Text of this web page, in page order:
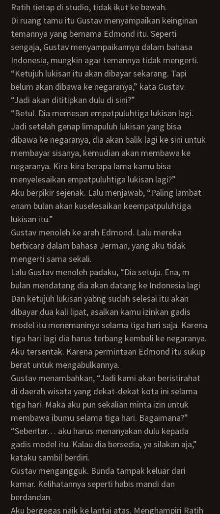
Ratih tietap di studio, tidak ikut ke bawah.
Di ruang tamu itu Gustav menyampaikan keinginan
temannya yang bernama Edmond itu. Seperti
sengaja, Gustav menyampaikannya dalam bahasa
Indonesia, mungkin agar temannya tidak mengerti.
“Ketujuh lukisan itu akan dibayar sekarang. Tapi
belum akan dibawa ke negaranya,” kata Gustav.
“Jadi akan dititipkan dulu di sini?”
“Betul. Dia memesan empatpuluhtiga lukisan lagi.
Jadi setelah genap limapuluh lukisan yang bisa
dibawa ke negaranya, dia akan balik lagi ke sini untuk
membayar sisanya, kemudian akan membawa ke
negaranya. Kira-kira berapa lama kamu bisa
menyelesaikan empatpuluhtiga lukisan lagi?”
Aku berpikir sejenak. Lalu menjawab, “Paling lambat
enam bulan akan kuselesaikan keempatpuluhtiga
lukisan itu.”
Gustav menoleh ke arah Edmond. Lalu mereka
berbicara dalam bahasa Jerman, yang aku tidak
mengerti sama sekali.
Lalu Gustav menoleh padaku, “Dia setuju. Ena, m
bulan mendatang dia akan datang ke Indonesia lagi
Dan ketujuh lukisan yabng sudah selesai itu akan
dibayar dua kali lipat, asalkan kamu izinkan gadis
model itu menemaninya selama tiga hari saja. Karena
tiga hari lagi dia harus terbang kembali ke negaranya.
Aku tersentak. Karena permintaan Edmond itu sukup
berat untuk mengabulkannya.
Gustav menambahkan, “Jadi kami akan beristirahat
di daerah wisata yang dekat-dekat kota ini selama
tiga hari. Maka aku pun sekalian minta izin untuk
membawa ibumu selama tiga hari. Bagaimana?”
“Sebentar… aku harus menanyakan dulu kepada
gadis model itu. Kalau dia bersedia, ya silakan aja,”
kataku sambil berdiri.
Gustav mengangguk. Bunda tampak keluar dari
kamar. Kelihatannya seperti habis mandi dan
berdandan.
Aku bergegas naik ke lantai atas. Menghampiri Ratih